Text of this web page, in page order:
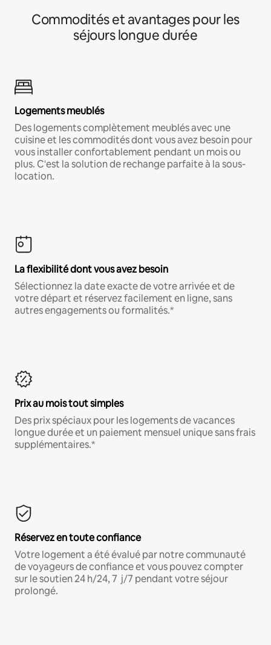
Commodités et avantages pour les
séjours longue durée
Logements meublés
Des logements complètement meublés avec une
cuisine et les commodités dont vous avez besoin pour
vous installer confortablement pendant un mois ou
plus. C'est la solution de rechange parfaite à la sous-
location.
La flexibilité dont vous avez besoin
Sélectionnez la date exacte de votre arrivée et de
votre départ et réservez facilement en ligne, sans
autres engagements ou formalités.*
Prix au mois tout simples
Des prix spéciaux pour les logements de vacances
longue durée et un paiement mensuel unique sans frais
supplémentaires.*
Réservez en toute confiance
Votre logement a été évalué par notre communauté
de voyageurs de confiance et vous pouvez compter
sur le soutien 24 h/24, 7 j/7 pendant votre séjour
prolongé.